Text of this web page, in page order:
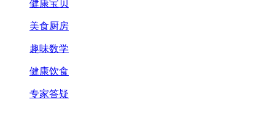
健康宝贝
美食厨房
趣味数学
健康饮食
专家答疑